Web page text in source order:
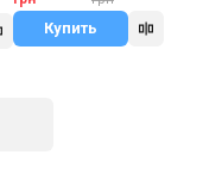
Купить